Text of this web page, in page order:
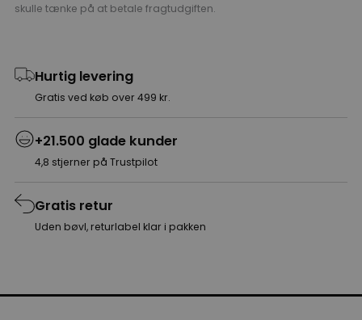
skulle tænke på at betale fragtudgiften.
Hurtig levering
Gratis ved køb over 499 kr.
+21.500 glade kunder
4,8 stjerner på Trustpilot
Gratis retur
Uden bøvl, returlabel klar i pakken